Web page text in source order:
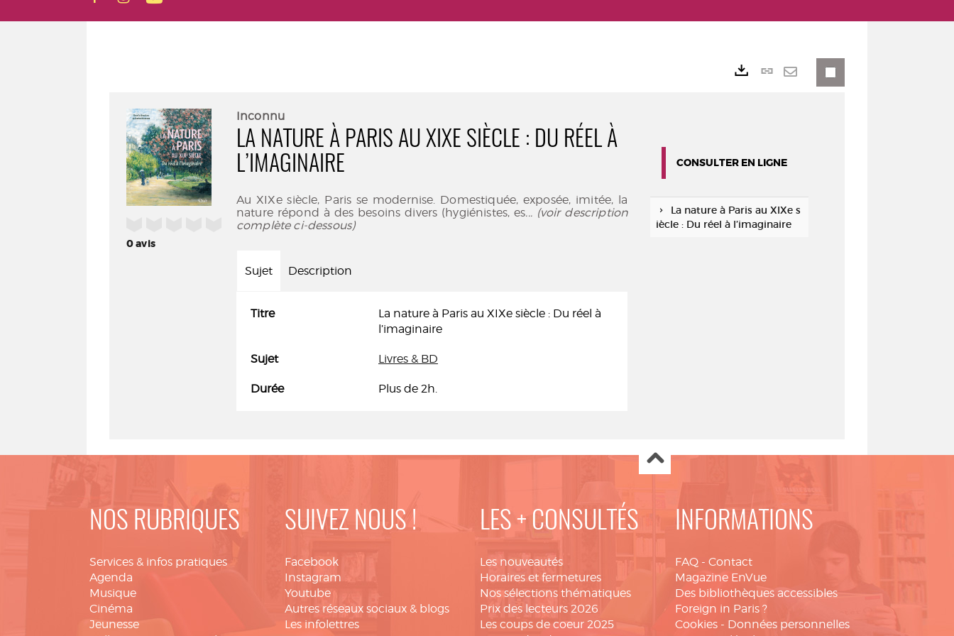
0avis
Inconnu
LA NATURE À PARIS AU XIXE SIÈCLE : DU RÉEL À
L’IMAGINAIRE
Au XIXe siècle, Paris se modernise. Domestiquée, exposée, imitée, la
nature répond à des besoins divers (hygiénistes, es... (voir description
complète ci-dessous)
Sujet Description
Titre
La nature à Paris au XIXe siècle : Du réel à
l’imaginaire
Sujet Livres & BD
Durée Plus de 2h.
Lien
CONSULTER EN LIGNE
La nature à Paris au XIXe s
iècle : Du réel à l’imaginaire
NOS RUBRIQUES
Services & infos pratiques
Agenda
Musique
Cinéma
Jeunesse
SUIVEZ NOUS !
Facebook
Instagram
Youtube
Autres réseaux sociaux & blogs
Les infolettres
LES + CONSULTÉS
Les nouveautés
Horaires et fermetures
Nos sélections thématiques
Prix des lecteurs 2026
Les coups de coeur 2025
INFORMATIONS
FAQ - Contact
Magazine EnVue
Des bibliothèques accessibles
Foreign in Paris ?
Cookies - Données personnelles